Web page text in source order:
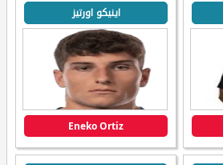
اينيكو اورتيز
Eneko Ortiz